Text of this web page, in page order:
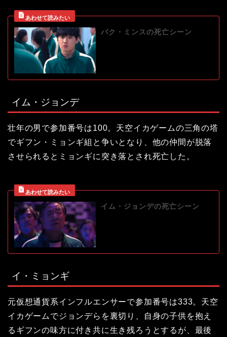
パク・ミンスの死亡シーン
イム・ジョンデ
壮年の男で参加番号は100。天空イカゲームの三角の塔
でギフン・ミョンギ組と争いとなり、他の仲間が脱落
させられるとミョンギに突き落とされ死亡した。
イム・ジョンデの死亡シーン
イ・ミョンギ
元仮想通貨系インフルエンサーで参加番号は333。天空
イカゲームでジョンデらを裏切り、自身の子供を抱え
るギフンの味方に付き共に生き残ろうとするが、最後